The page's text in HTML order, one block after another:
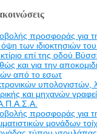
προσφοράς για
όψη των ιδιοκτησιών
επί της οδού
και για την
από το εσωτ
υπολογιστών,
και μηχανών
προσφοράς για
μονάδων